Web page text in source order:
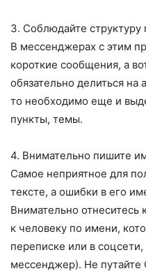
3. Соблюдайте структуру
В мессенджерах с этим
короткие сообщения, а
обязательно делиться
то необходимо еще и
пункты, темы.
4. Внимательно пишите
Самое неприятное для
тексте, а ошибки в его
Внимательно отнеситесь
к человеку по имени,
переписке или в
мессенджер). Не